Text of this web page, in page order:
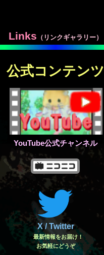
Links （リンクギャラリー）
公式コンテンツ
YouTube公式チャンネル
X / Twitter
最新情報をお届け！
お気軽にどうぞ